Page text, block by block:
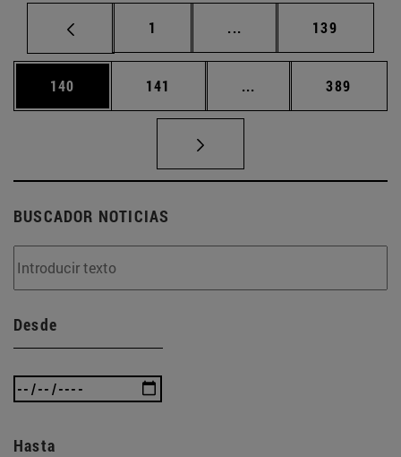
Página
1 ... Páginas intermedias
Página
139
Página
140 Página
141 ... Páginas intermedias
Página
389
BUSCADOR NOTICIAS
Desde
Hasta